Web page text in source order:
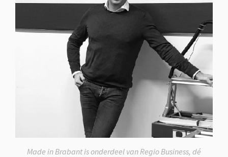
Made in Brabant is onderdeel van Regio Business, dé